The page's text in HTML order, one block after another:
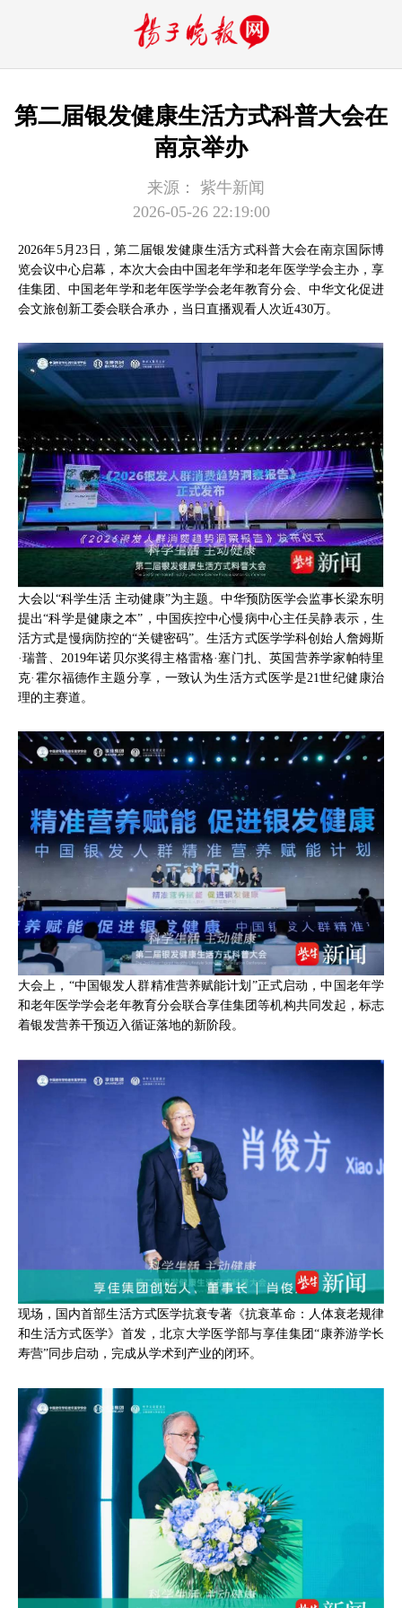
第二届银发健康生活方式科普大会在
南京举办
来源：
紫牛新闻
2026-05-26 22:19:00
2026年5月23日，第二届银发健康生活方式科普大会在南京国际博
览会议中心启幕，本次大会由中国老年学和老年医学学会主办，享
佳集团、中国老年学和老年医学学会老年教育分会、中华文化促进
会文旅创新工委会联合承办，当日直播观看人次近430万。
大会以“科学生活 主动健康”为主题。中华预防医学会监事长梁东明
提出“科学是健康之本”，中国疾控中心慢病中心主任吴静表示，生
活方式是慢病防控的“关键密码”。生活方式医学学科创始人詹姆斯
·瑞普、2019年诺贝尔奖得主格雷格·塞门扎、英国营养学家帕特里
克·霍尔福德作主题分享，一致认为生活方式医学是21世纪健康治
理的主赛道。
大会上，“中国银发人群精准营养赋能计划”正式启动，中国老年学
和老年医学学会老年教育分会联合享佳集团等机构共同发起，标志
着银发营养干预迈入循证落地的新阶段。
现场，国内首部生活方式医学抗衰专著《抗衰革命：人体衰老规律
和生活方式医学》首发，北京大学医学部与享佳集团“康养游学长
寿营”同步启动，完成从学术到产业的闭环。